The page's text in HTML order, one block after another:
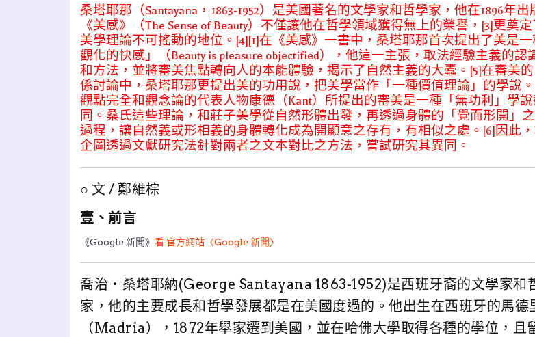
桑塔耶那（Santayana，1863-1952）是美國著名的文學家和哲學家，他在1896年出
《美感》（The Sense of Beauty）不僅讓他在哲學領域獲得無上的榮譽，[3]更奠
美學理論不可搖動的地位。[4][1]在《美感》一書中，桑塔耶那首次提出了美是
觀化的快感」（Beauty is pleasure objectified），他這一主張，取法經驗主義的認
和方法，並將審美焦點轉向人的本能體驗，揭示了自然主義的大蠹。[5]在審美的
係討論中，桑塔耶那更提出美的功用說，把美學當作「一種價值理論」的學說
觀點完全和觀念論的代表人物康德（Kant）所提出的審美是一種「無功利」學
同。桑氏這些理論，和莊子美學從自然形體出發，再透過身體的「覺而形開」
過程，讓自然義或形相義的身體轉化成為開顯意之存有，有相似之處。[6]因此
企圖透過文獻研究法針對兩者之文本對比之方法，嘗試研究其異同。
○ 文 / 鄭維棕
壹、前言
《Google 新聞》 看 官方網站〈Google 新聞〉
喬治‧桑塔耶納(George Santayana 1863-1952)是西班牙裔的文學家和
家，他的主要成長和哲學發展都是在美國度過的。他出生在西班牙的馬德
（Madria），1872年舉家遷到美國，並在哈佛大學取得各種的學位，且